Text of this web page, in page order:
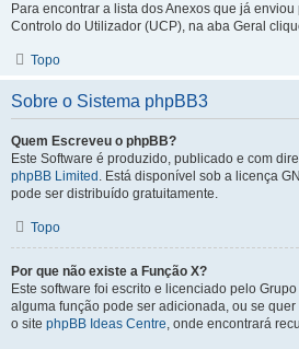
Para encontrar a lista dos Anexos que já
Controlo do Utilizador (UCP), na aba Geral
Topo
Sobre o Sistema phpBB3
Quem Escreveu o phpBB?
Este Software é produzido, publicado e com
phpBB Limited . Está disponível sob a licença
pode ser distribuído gratuitamente.
Topo
Por que não existe a Função X?
Este software foi escrito e licenciado pelo
alguma função pode ser adicionada, ou se
o site phpBB Ideas Centre, onde encontrará